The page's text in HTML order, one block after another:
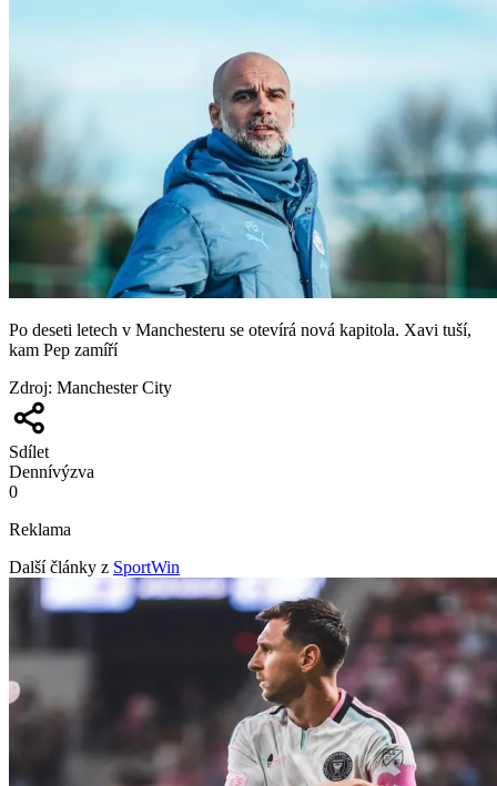
Po deseti letech v Manchesteru se otevírá nová kapitola. Xavi tuší,
kam Pep zamíří
Zdroj: Manchester City
Sdílet
Dennívýzva
0
Reklama
Další články z SportWin